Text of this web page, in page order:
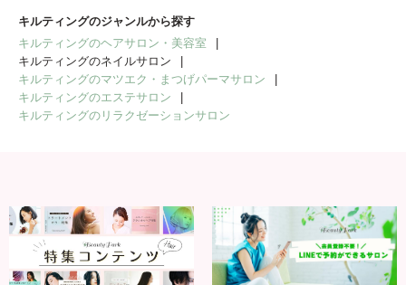
キルティングのジャンルから探す
キルティングのヘアサロン・美容室
キルティングのネイルサロン
キルティングのマツエク・まつげパーマサロン
キルティングのエステサロン
キルティングのリラクゼーションサロン